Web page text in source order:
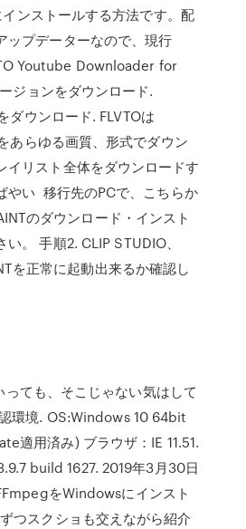
ンストールする方法です。配
ップデーターなので、現行
Youtube Downloader for
ジョンをダウンロード.
ダウンロード. FLVTOは
あらゆる画質、形式でダウン
イリスト全体をダウンロードす
やい 移行先のPCで、こちらか
のダウンロード・インスト
。 手順2. CLIP STUDIO、
を正常に起動出来るか確認し
っても、そこじゃない気はして
環境. OS:Windows 10 64bit
適用済み) ブラウザ：IE 11.51.
build 1627. 2019年3月30日
をWindowsにインスト
つスクショも交えながら紹介